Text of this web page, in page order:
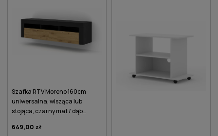
Szafka RTV Moreno 160cm
uniwersalna, wisząca lub
stojąca, czarny mat / dąb
649,00 zł